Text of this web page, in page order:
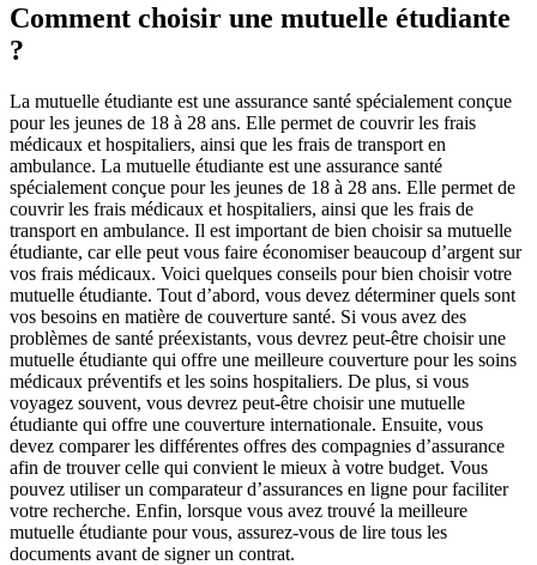
Comment choisir une mutuelle étudiante
?
La mutuelle étudiante est une assurance santé spécialement conçue
pour les jeunes de 18 à 28 ans. Elle permet de couvrir les frais
médicaux et hospitaliers, ainsi que les frais de transport en
ambulance. La mutuelle étudiante est une assurance santé
spécialement conçue pour les jeunes de 18 à 28 ans. Elle permet de
couvrir les frais médicaux et hospitaliers, ainsi que les frais de
transport en ambulance. Il est important de bien choisir sa mutuelle
étudiante, car elle peut vous faire économiser beaucoup d’argent sur
vos frais médicaux. Voici quelques conseils pour bien choisir votre
mutuelle étudiante. Tout d’abord, vous devez déterminer quels sont
vos besoins en matière de couverture santé. Si vous avez des
problèmes de santé préexistants, vous devrez peut-être choisir une
mutuelle étudiante qui offre une meilleure couverture pour les soins
médicaux préventifs et les soins hospitaliers. De plus, si vous
voyagez souvent, vous devrez peut-être choisir une mutuelle
étudiante qui offre une couverture internationale. Ensuite, vous
devez comparer les différentes offres des compagnies d’assurance
afin de trouver celle qui convient le mieux à votre budget. Vous
pouvez utiliser un comparateur d’assurances en ligne pour faciliter
votre recherche. Enfin, lorsque vous avez trouvé la meilleure
mutuelle étudiante pour vous, assurez-vous de lire tous les
documents avant de signer un contrat.